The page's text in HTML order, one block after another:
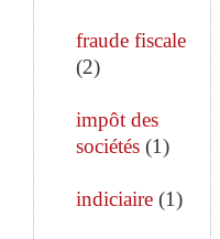
fraude fiscale
(2)
impôt des
sociétés (1)
indiciaire (1)